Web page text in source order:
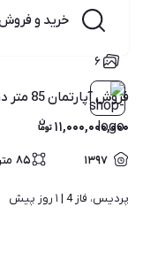
خرید و فروش
۶
فروش آپارتمان 85 متر در فاز 4
۱۱,۰۰۰,۰۰۰,۰۰۰
۱۳۹۷ ۸۵ متر
پردیس، فاز 4 | ۱ روز پیش